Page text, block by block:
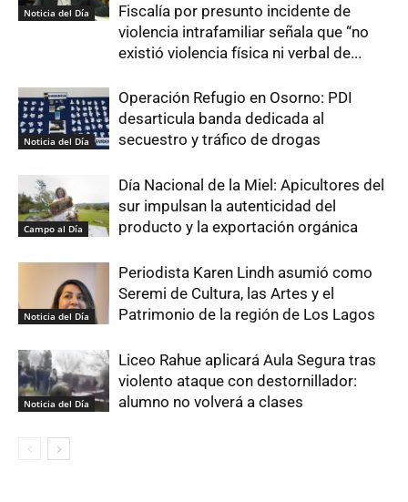
Noticia del Día
Fiscalía por presunto incidente de
violencia intrafamiliar señala que “no
existió violencia física ni verbal de...
Noticia del Día
Operación Refugio en Osorno: PDI
desarticula banda dedicada al
secuestro y tráfico de drogas
Campo al Día
Día Nacional de la Miel: Apicultores del
sur impulsan la autenticidad del
producto y la exportación orgánica
Noticia del Día
Periodista Karen Lindh asumió como
Seremi de Cultura, las Artes y el
Patrimonio de la región de Los Lagos
Noticia del Día
Liceo Rahue aplicará Aula Segura tras
violento ataque con destornillador:
alumno no volverá a clases